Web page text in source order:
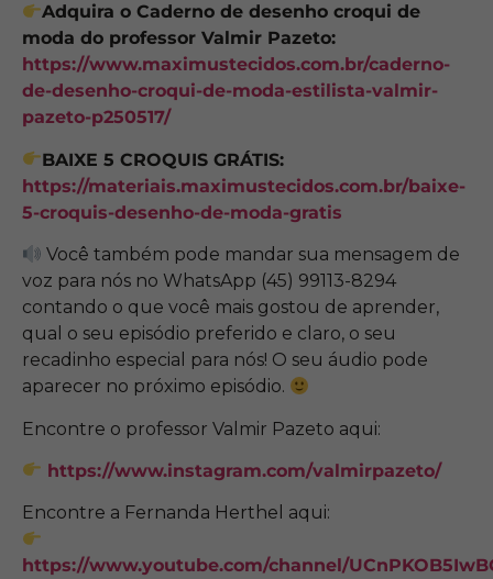
Adquira o Caderno de desenho croqui de
moda do professor Valmir Pazeto:
https://www.maximustecidos.com.br/caderno-
de-desenho-croqui-de-moda-estilista-valmir-
pazeto-p250517/
BAIXE 5 CROQUIS GRÁTIS:
https://materiais.maximustecidos.com.br/baixe-
5-croquis-desenho-de-moda-gratis
Você também pode mandar sua mensagem de
voz para nós no WhatsApp (45) 99113-8294
contando o que você mais gostou de aprender,
qual o seu episódio preferido e claro, o seu
recadinho especial para nós! O seu áudio pode
aparecer no próximo episódio.
Encontre o professor Valmir Pazeto aqui:
https://www.instagram.com/valmirpazeto/
Encontre a Fernanda Herthel aqui:
https://www.youtube.com/channel/